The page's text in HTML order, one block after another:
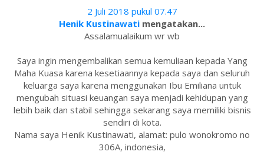
2 Juli 2018 pukul 07.47
Henik Kustinawati mengatakan...
Assalamualaikum wr wb
Saya ingin mengembalikan semua kemuliaan kepada Yang
Maha Kuasa karena kesetiaannya kepada saya dan seluruh
keluarga saya karena menggunakan Ibu Emiliana untuk
mengubah situasi keuangan saya menjadi kehidupan yang
lebih baik dan stabil sehingga sekarang saya memiliki bisnis
sendiri di kota.
Nama saya Henik Kustinawati, alamat: pulo wonokromo no
306A, indonesia,